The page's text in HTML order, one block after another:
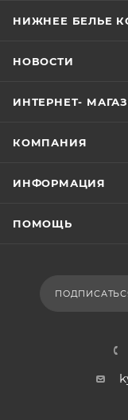
НИЖНЕЕ БЕЛЬЕ
НОВОСТИ
ИНТЕРНЕТ-
КОМПАНИЯ
ИНФОРМАЦИЯ
ПОМОЩЬ